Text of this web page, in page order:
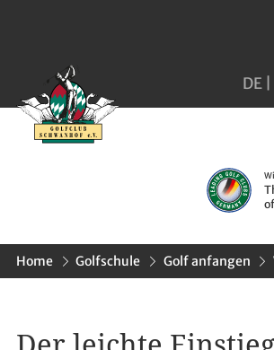
DE
Home Golfschule Golf anfangen